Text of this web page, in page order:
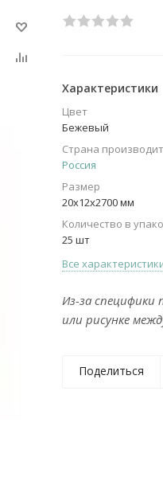
Характеристики
Цвет
Бежевый
Страна
Россия
Размер
20х12х2700 мм
Количество в
25 шт
Все
Из-за специфики
или рисунке
Поделиться